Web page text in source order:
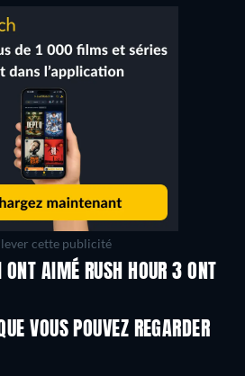
cette publicité
ONT AIMÉ RUSH HOUR 3 ONT
VOUS POUVEZ REGARDER